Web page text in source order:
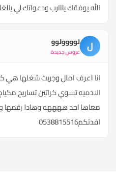
الله يوفقك يااارب ودعواتك لي
ل لوووولوو
عروس جديدة
انا اعرف امال وجربت شغلها هي
الادميه تسوي كراتين تساريح
معاها احد ههههه وهادا رقمها
افدتكم0538815516